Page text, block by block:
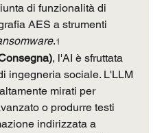
di funzionalità di
AES a strumenti
.1
, l'AI è sfruttata
ingegneria sociale. L'LLM
mirati per
o produrre testi
indirizzata a